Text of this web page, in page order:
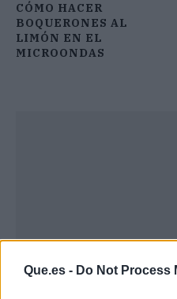
Que.es - Do Not Process
CÓMO HACER
BOQUERONES AL
LIMÓN EN EL
MICROONDAS